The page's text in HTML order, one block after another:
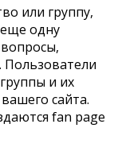
или группу,
одну
Пользователи
и их
сайта.
fan page